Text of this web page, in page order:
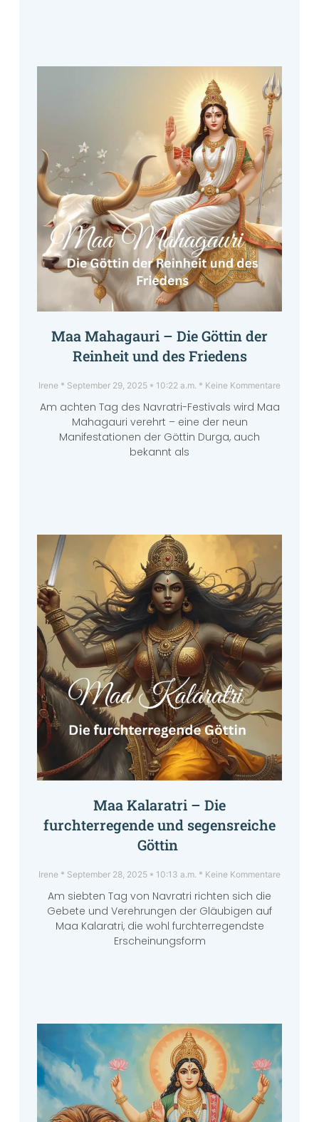
Maa Mahagauri – Die Göttin der
Reinheit und des Friedens
Irene September 29, 2025 10:22 a.m. Keine Kommentare
Am achten Tag des Navratri-Festivals wird Maa
Mahagauri verehrt – eine der neun
Manifestationen der Göttin Durga, auch
bekannt als
Maa Kalaratri – Die
furchterregende und segensreiche
Göttin
Irene September 28, 2025 10:13 a.m. Keine Kommentare
Am siebten Tag von Navratri richten sich die
Gebete und Verehrungen der Gläubigen auf
Maa Kalaratri, die wohl furchterregendste
Erscheinungsform